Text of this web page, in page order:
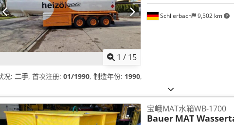
1 / 15
Schlierbach 9,502 km
况: 二手, 首次注册: 01/1990, 制造年份: 1990,
宝峨MAT水箱WB-1700
Bauer MAT